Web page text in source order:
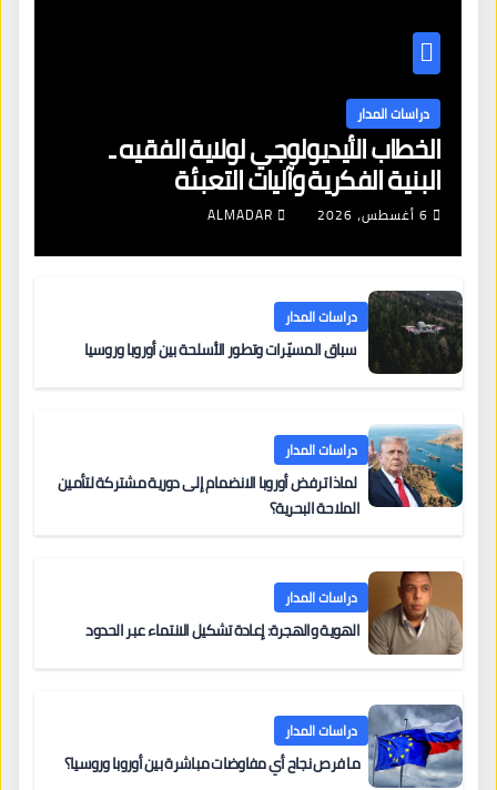
دراسات المدار
الخطاب الأيديولوجي لولاية الفقيه ـ
البنية الفكرية وآليات التعبئة
6 أغسطس، 2026 ALMADAR
دراسات المدار
سباق المسيّرات وتطور الأسلحة بين أوروبا وروسيا
دراسات المدار
لماذا ترفض أوروبا الانضمام إلى دورية مشتركة لتأمين
الملاحة البحرية؟
دراسات المدار
الهوية والهجرة: إعادة تشكيل الانتماء عبر الحدود
دراسات المدار
ما فرص نجاح أي مفاوضات مباشرة بين أوروبا وروسيا؟